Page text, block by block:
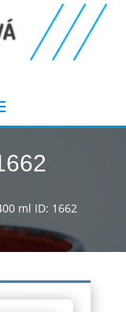
ml ID: 1662